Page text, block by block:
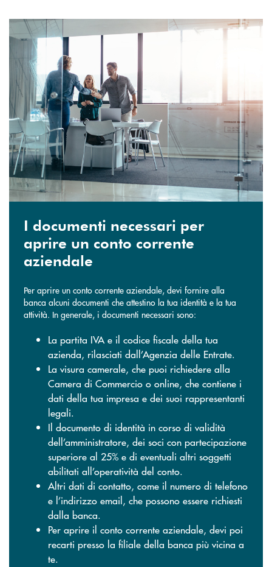
I documenti necessari per
aprire un conto corrente
aziendale
Per aprire un conto corrente aziendale, devi fornire alla
banca alcuni documenti che attestino la tua identità e la tua
attività. In generale, i documenti necessari sono:
La partita IVA e il codice fiscale della tua
azienda, rilasciati dall’Agenzia delle Entrate.
La visura camerale, che puoi richiedere alla
Camera di Commercio o online, che contiene i
dati della tua impresa e dei suoi rappresentanti
legali.
Il documento di identità in corso di validità
dell’amministratore, dei soci con partecipazione
superiore al 25% e di eventuali altri soggetti
abilitati all’operatività del conto.
Altri dati di contatto, come il numero di telefono
e l’indirizzo email, che possono essere richiesti
dalla banca.
Per aprire il conto corrente aziendale, devi poi
recarti presso la filiale della banca più vicina a
te.